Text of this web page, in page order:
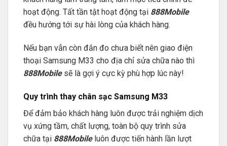
hoạt động. Tất tần tật hoạt động tại 888Mobile
đều hướng tới sự hài lòng của khách hàng.
Nếu bạn vẫn còn đắn đo chưa biết nên giao điện
thoại Samsung M33 cho địa chỉ sửa chữa nào thì
888Mobile sẽ là gợi ý cực kỳ phù hợp lúc này!
Quy trình thay chân sạc Samsung M33
Để đảm bảo khách hàng luôn được trải nghiệm dịch
vụ xứng tầm, chất lượng, toàn bộ quy trình sửa
chữa tại 888Mobile luôn được tiến hành lần lượt